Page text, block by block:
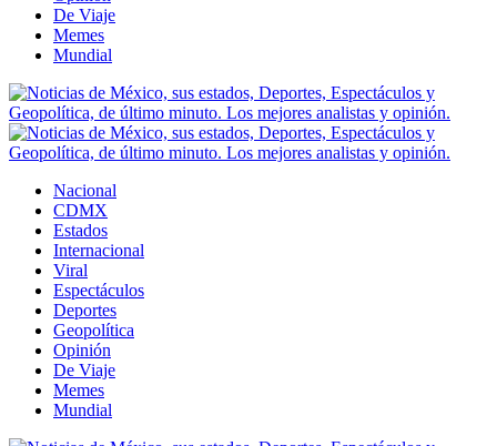
De Viaje
Memes
Mundial
Nacional
CDMX
Estados
Internacional
Viral
Espectáculos
Deportes
Geopolítica
Opinión
De Viaje
Memes
Mundial